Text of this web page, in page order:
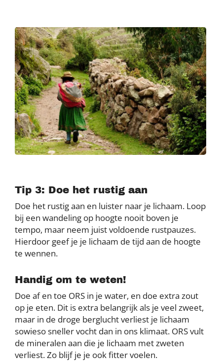
Tip 3: Doe het rustig aan
Doe het rustig aan en luister naar je lichaam. Loop
bij een wandeling op hoogte nooit boven je
tempo, maar neem juist voldoende rustpauzes.
Hierdoor geef je je lichaam de tijd aan de hoogte
te wennen.
Handig om te weten!
Doe af en toe ORS in je water, en doe extra zout
op je eten. Dit is extra belangrijk als je veel zweet,
maar in de droge berglucht verliest je lichaam
sowieso sneller vocht dan in ons klimaat. ORS vult
de mineralen aan die je lichaam met zweten
verliest. Zo blijf je je ook fitter voelen.